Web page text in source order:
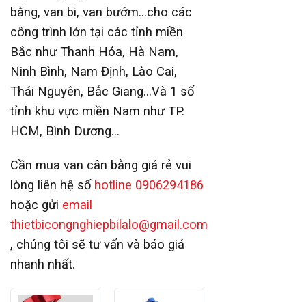
bằng, van bi, van bướm…cho các
công trình lớn tại các tỉnh miền
Bắc như Thanh Hóa, Hà Nam,
Ninh Bình, Nam Định, Lào Cai,
Thái Nguyên, Bắc Giang…Và 1 số
tỉnh khu vực miền Nam như TP.
HCM, Bình Dương…
Cần mua van cân bằng giá rẻ vui
lòng liên hệ số hotline 0906294186
hoặc gửi email
thietbicongnghiepbilalo@gmail.com
, chúng tôi sẽ tư vấn và báo giá
nhanh nhất.